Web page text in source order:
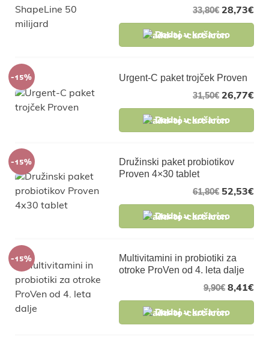
28,73€
33,80€
Dodaj v košarico
-15% Urgent-C paket trojček Proven
26,77€
31,50€
Dodaj v košarico
-15%
Družinski paket probiotikov
Proven 4×30 tablet
52,53€
61,80€
Dodaj v košarico
-15%
Multivitamini in probiotiki za
otroke ProVen od 4. leta dalje
8,41€
9,90€
Dodaj v košarico